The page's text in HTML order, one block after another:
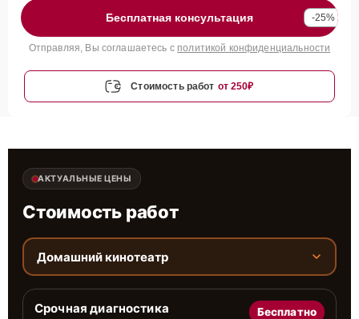
Бесплатная консультация -25%
Отправляя, Вы соглашаетесь с политикой конфиденциальности
Стоимость работ от 250₽
АКТУАЛЬНЫЕ ЦЕНЫ
Стоимость работ
Домашний кинотеатр
Срочная диагностика Бесплатно